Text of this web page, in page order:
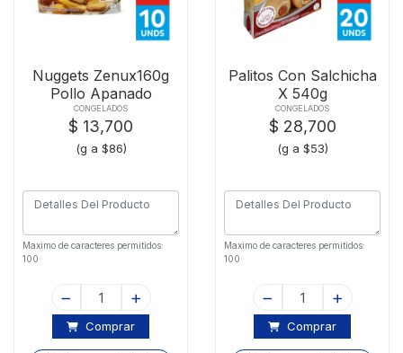
Nuggets Zenux160g
Pollo Apanado
CONGELADOS
$ 13,700
(g a $86)
Maximo de caracteres permitidos:
100
Comprar
Palitos Con Salchicha
X 540g
CONGELADOS
$ 28,700
(g a $53)
Maximo de caracteres permitidos:
100
Comprar